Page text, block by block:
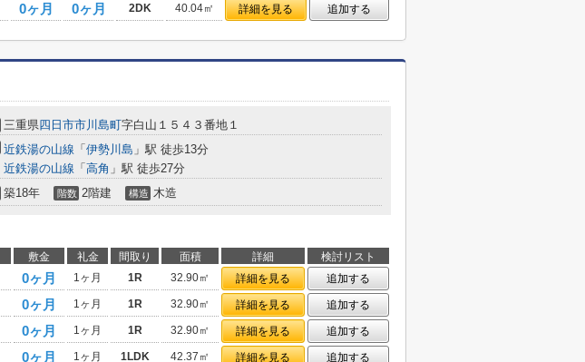
0ヶ月 0ヶ月 2DK 40.04㎡ 詳細を見る 追加する
三重県四日市市川島町字白山１５４３番地１
近鉄湯の山線 「 伊勢川島 」駅 徒歩13分
近鉄湯の山線 「 高角 」駅 徒歩27分
築18年 階数 2階建 構造 木造
敷金 礼金 間取り 面積 詳細
検討リスト
0ヶ月 1ヶ月 1R 32.90㎡ 詳細を見る
追加する
0ヶ月 1ヶ月 1R 32.90㎡ 詳細を見る
追加する
0ヶ月 1ヶ月 1R 32.90㎡ 詳細を見る
追加する
0ヶ月 1ヶ月 1LDK 42.37㎡ 詳細を見る 追加する